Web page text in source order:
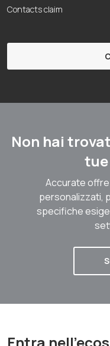
Contacts claim
Non hai
tue
Accurate
personalizzati,
specifiche
Entra